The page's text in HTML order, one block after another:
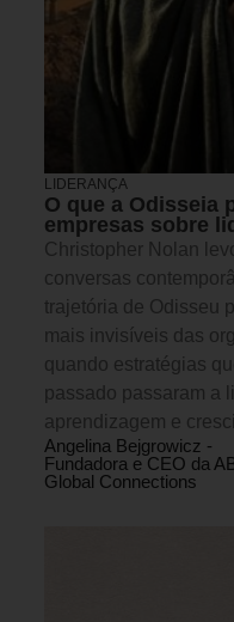
LIDERANÇA
O que a Odisseia
empresas sobre
Christopher Nolan
conversas
trajetória de Odisseu
mais invisíveis das
quando estratégias
passado passaram a
aprendizagem e
Angelina Bejgrowicz -
Fundadora e CEO da
Global Connections